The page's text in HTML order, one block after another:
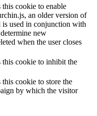
cookie to enable
an older version of
used in conjunction with
new
when the user closes
this cookie to inhibit the
cookie to store the
by which the visitor